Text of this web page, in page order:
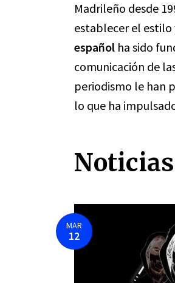
Madrileño desde
establecer el
español ha sido
comunicación de
periodismo le han
lo que ha
MAR
12